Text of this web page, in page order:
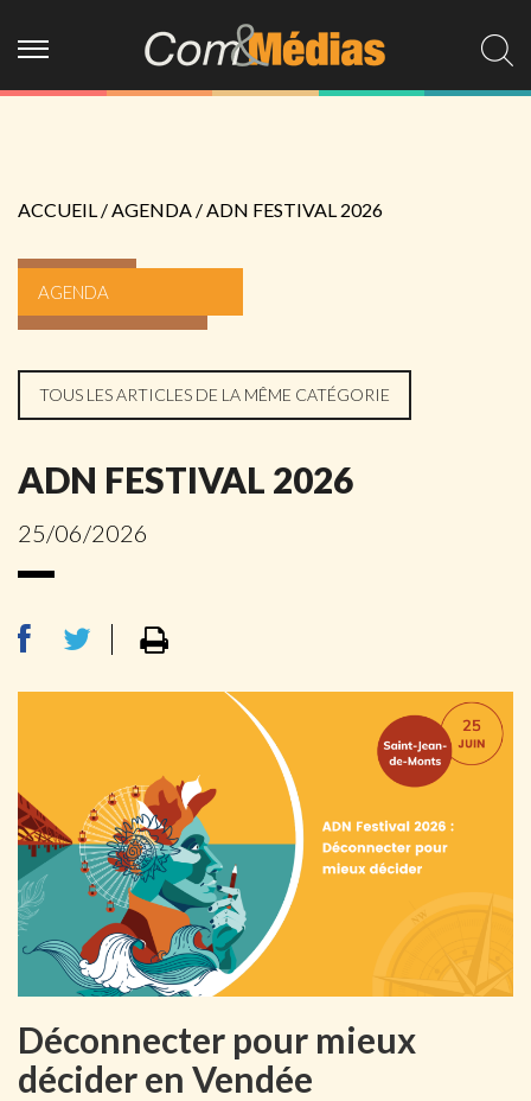
ACCUEIL /AGENDA /ADN FESTIVAL 2026
AGENDA
TOUS LES ARTICLES DE LA MÊME CATÉGORIE
ADN FESTIVAL 2026
25/06/2026
Déconnecter pour mieux
décider en Vendée